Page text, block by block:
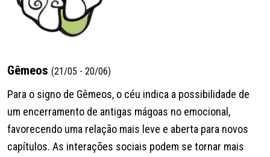
Gêmeos (21/05 - 20/06)
Para o signo de Gêmeos, o céu indica a possibilidade de
um encerramento de antigas mágoas no emocional,
favorecendo uma relação mais leve e aberta para novos
capítulos. As interações sociais podem se tornar mais